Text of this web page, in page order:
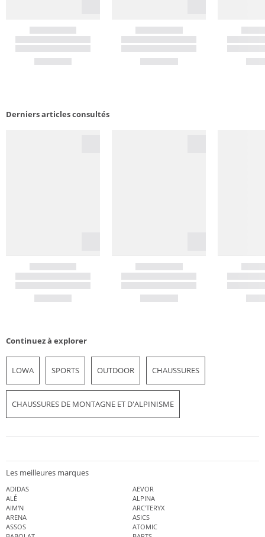
Derniers articles consultés
Continuez à explorer
LOWA SPORTS OUTDOOR CHAUSSURES
CHAUSSURES DE MONTAGNE ET D'ALPINISME
Les meilleures marques
ADIDAS
AEVOR
ALÉ
ALPINA
AIM'N
ARC'TERYX
ARENA
ASICS
ASSOS
ATOMIC